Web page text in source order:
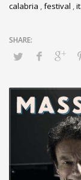
calabria ,festival ,